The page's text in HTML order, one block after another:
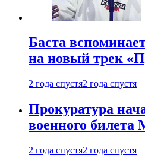
Баста
на новый трек
2 года спустя2 года спустя
Прокуратура
военного
2 года спустя2 года спустя